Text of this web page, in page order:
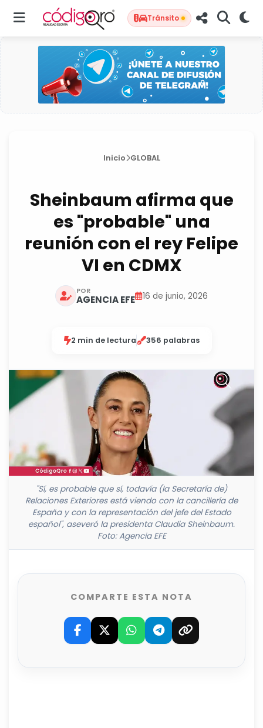
Tránsito
Inicio GLOBAL
Sheinbaum afirma que
es "probable" una
reunión con el rey Felipe
VI en CDMX
POR
AGENCIA EFE 16 de junio, 2026
2 min de lectura 356 palabras
"Sí, es probable que sí, todavía (la Secretaría de)
Relaciones Exteriores está viendo con la cancillería de
España y con la representación del jefe del Estado
español", aseveró la presidenta Claudia Sheinbaum.
Foto: Agencia EFE
COMPARTE ESTA NOTA